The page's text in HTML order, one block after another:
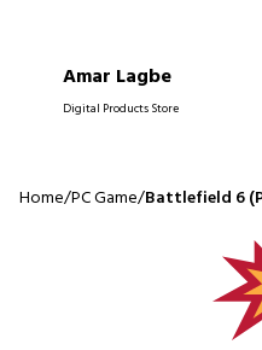
Amar Lagbe
Digital Products Store
Home/PC Game/Battlefield 6